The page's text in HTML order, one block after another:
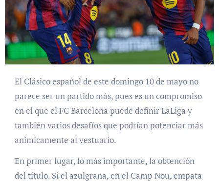
El Clásico español de este domingo 10 de mayo no
parece ser un partido más, pues es un compromiso
en el que el FC Barcelona puede definir LaLiga y
también varios desafíos que podrían potenciar más
anímicamente al vestuario.
En primer lugar, lo más importante, la obtención
del título. Si el azulgrana, en el Camp Nou, empata